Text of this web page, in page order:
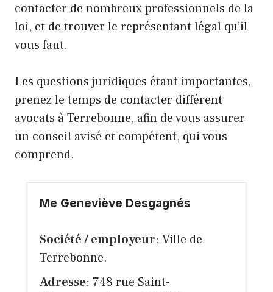
contacter de nombreux professionnels de la
loi, et de trouver le représentant légal qu’il
vous faut.
Les questions juridiques étant importantes,
prenez le temps de contacter différent
avocats à Terrebonne, afin de vous assurer
un conseil avisé et compétent, qui vous
comprend.
Me Geneviève Desgagnés
Société / employeur: Ville de
Terrebonne.
Adresse: 748 rue Saint-